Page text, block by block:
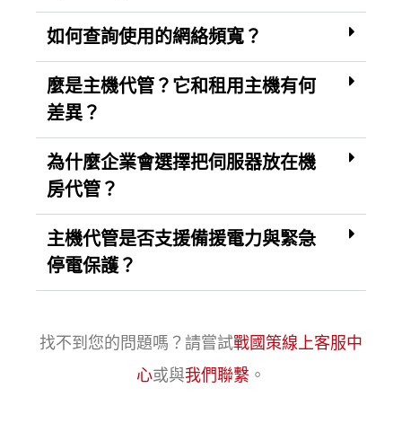
如何查詢使用的網絡頻寬？
麼是主機代管？它和租用主機有何
差異？
為什麼企業會選擇把伺服器放在機
房代管？
主機代管是否支援備援電力與緊急
停電保護？
找不到您的問題嗎？請嘗試戰國策線上客服中
心或與我們聯繫 。